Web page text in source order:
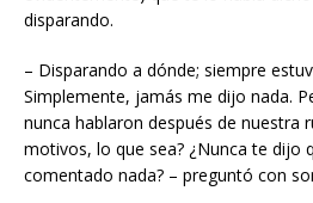
disparando.
– Disparando a dónde; siempre
Simplemente, jamás me dijo nada.
nunca hablaron después de nuestra
motivos, lo que sea? ¿Nunca te dijo
comentado nada? – preguntó con